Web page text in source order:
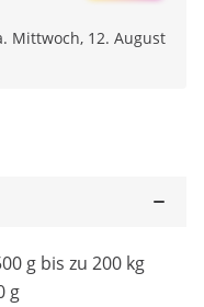
Mittwoch, 12. August
g bis zu 200 kg
g